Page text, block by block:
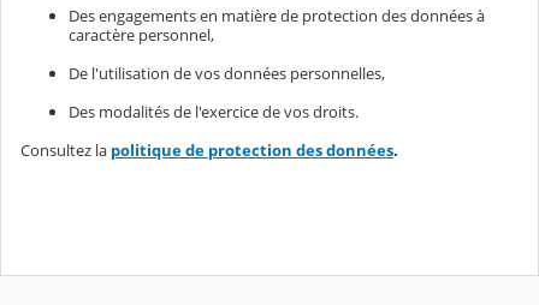
Des engagements en matière de protection des données à
caractère personnel,
De l'utilisation de vos données personnelles,
Des modalités de l'exercice de vos droits.
Consultez la politique de protection des données.